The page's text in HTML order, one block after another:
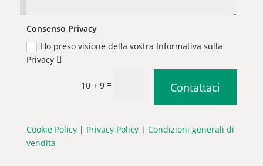
Consenso Privacy
Ho preso visione della vostra Informativa sulla
Privacy
10 + 9 = Contattaci
Cookie Policy| Privacy Policy| Condizioni generali di
vendita